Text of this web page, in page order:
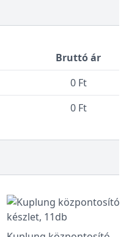
Bruttó ár
0 Ft
0 Ft